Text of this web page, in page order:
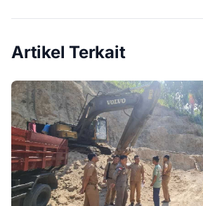
Artikel Terkait